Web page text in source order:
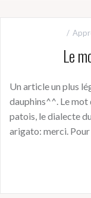
Le
Un article un plus
dauphins^^. Le
patois, le dialecte
arigato: merci.